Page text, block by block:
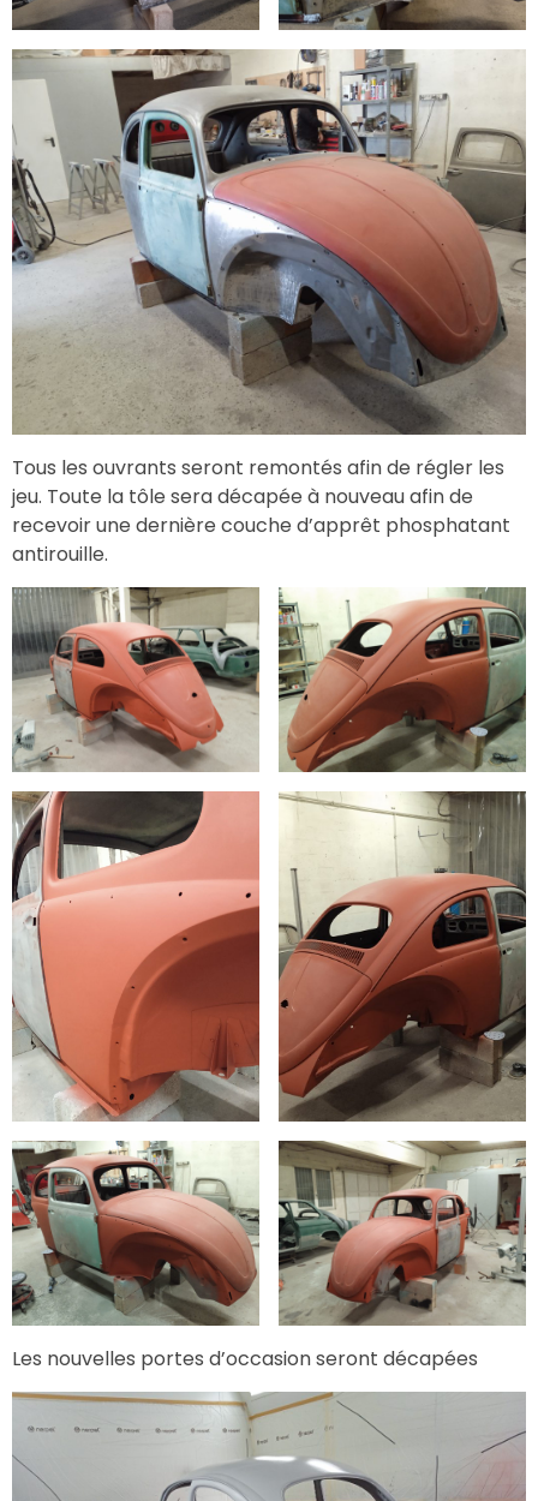
Tous les ouvrants seront remontés afin de régler les
jeu. Toute la tôle sera décapée à nouveau afin de
recevoir une dernière couche d’apprêt phosphatant
antirouille.
Les nouvelles portes d’occasion seront décapées